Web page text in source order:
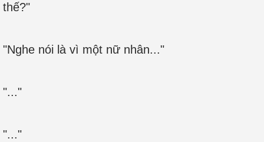
thế?"
"Nghe nói là vì một nữ nhân..."
"..."
"..."